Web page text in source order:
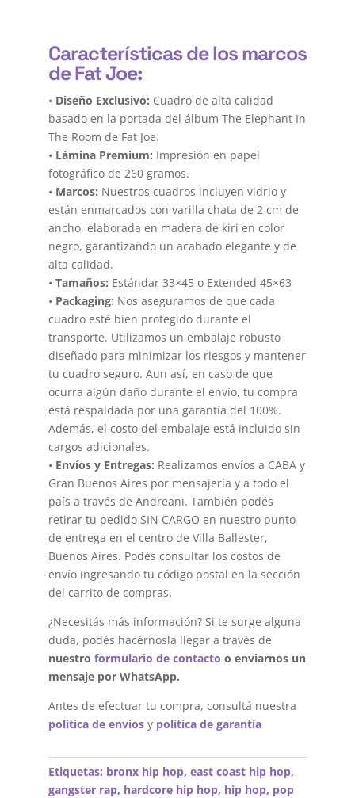
Características de los marcos
de Fat Joe:
• Diseño Exclusivo: Cuadro de alta calidad
basado en la portada del álbum The Elephant In
The Room de Fat Joe.
• Lámina Premium: Impresión en papel
fotográfico de 260 gramos.
• Marcos: Nuestros cuadros incluyen vidrio y
están enmarcados con varilla chata de 2 cm de
ancho, elaborada en madera de kiri en color
negro, garantizando un acabado elegante y de
alta calidad.
• Tamaños: Estándar 33×45 o Extended 45×63
• Packaging: Nos aseguramos de que cada
cuadro esté bien protegido durante el
transporte. Utilizamos un embalaje robusto
diseñado para minimizar los riesgos y mantener
tu cuadro seguro. Aun así, en caso de que
ocurra algún daño durante el envío, tu compra
está respaldada por una garantía del 100%.
Además, el costo del embalaje está incluido sin
cargos adicionales.
• Envíos y Entregas: Realizamos envíos a CABA y
Gran Buenos Aires por mensajería y a todo el
país a través de Andreani. También podés
retirar tu pedido SIN CARGO en nuestro punto
de entrega en el centro de Villa Ballester,
Buenos Aires. Podés consultar los costos de
envío ingresando tu código postal en la sección
del carrito de compras.
¿Necesitás más información? Si te surge alguna
duda, podés hacérnosla llegar a través de
nuestro formulario de contacto o enviarnos un
mensaje por WhatsApp.
Antes de efectuar tu compra, consultá nuestra
política de envíosy política de garantía
Etiquetas: bronx hip hop, east coast hip hop,
gangster rap, hardcore hip hop, hip hop, pop